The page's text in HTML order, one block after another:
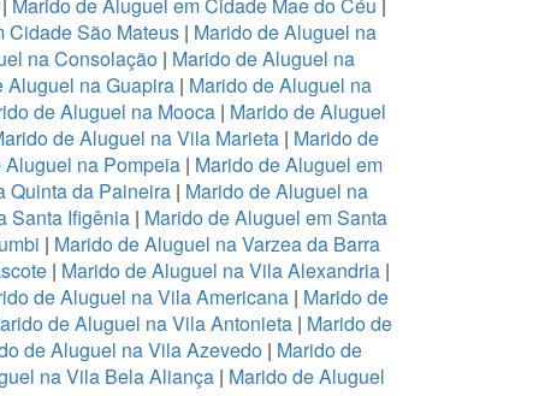
| Marido de Aluguel em Cidade Mae do Céu |
Cidade São Mateus| Marido de Aluguel na
na Consolação | Marido de Aluguel na
Aluguel na Guapira| Marido de Aluguel na
de Aluguel na Mooca| Marido de Aluguel
de Aluguel na Vila Marieta | Marido de
Aluguel na Pompeia | Marido de Aluguel em
Quinta da Paineira | Marido de Aluguel na
Santa Ifigênia | Marido de Aluguel em Santa
| Marido de Aluguel na Varzea da Barra
| Marido de Aluguel na Vila Alexandria|
de Aluguel na Vila Americana| Marido de
de Aluguel na Vila Antonieta | Marido de
de Aluguel na Vila Azevedo| Marido de
na Vila Bela Aliança| Marido de Aluguel